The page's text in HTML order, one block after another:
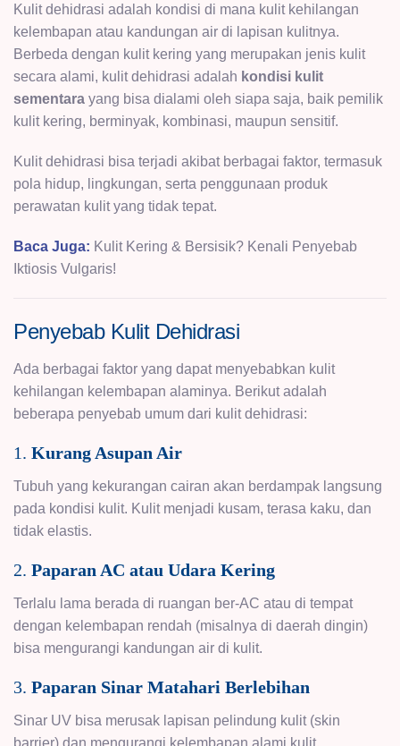
Kulit dehidrasi adalah kondisi di mana kulit kehilangan
kelembapan atau kandungan air di lapisan kulitnya.
Berbeda dengan kulit kering yang merupakan jenis kulit
secara alami, kulit dehidrasi adalah kondisi kulit
sementara yang bisa dialami oleh siapa saja, baik pemilik
kulit kering, berminyak, kombinasi, maupun sensitif.
Kulit dehidrasi bisa terjadi akibat berbagai faktor, termasuk
pola hidup, lingkungan, serta penggunaan produk
perawatan kulit yang tidak tepat.
Baca Juga: Kulit Kering & Bersisik? Kenali Penyebab
Iktiosis Vulgaris!
Penyebab Kulit Dehidrasi
Ada berbagai faktor yang dapat menyebabkan kulit
kehilangan kelembapan alaminya. Berikut adalah
beberapa penyebab umum dari kulit dehidrasi:
1. Kurang Asupan Air
Tubuh yang kekurangan cairan akan berdampak langsung
pada kondisi kulit. Kulit menjadi kusam, terasa kaku, dan
tidak elastis.
2. Paparan AC atau Udara Kering
Terlalu lama berada di ruangan ber-AC atau di tempat
dengan kelembapan rendah (misalnya di daerah dingin)
bisa mengurangi kandungan air di kulit.
3. Paparan Sinar Matahari Berlebihan
Sinar UV bisa merusak lapisan pelindung kulit (skin